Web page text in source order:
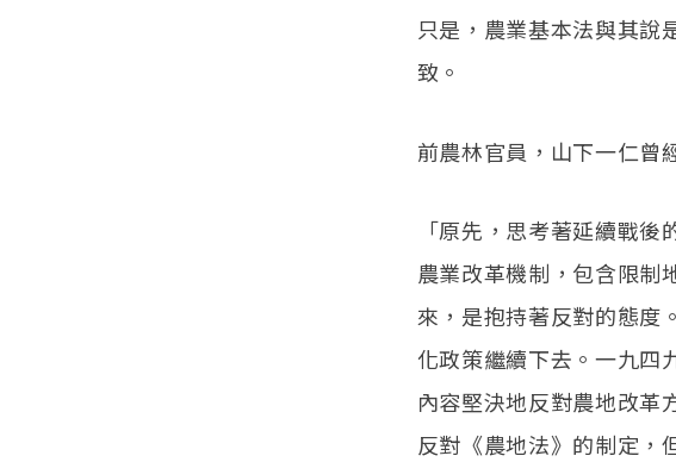
只是，農業基本法與其說
致。
前農林官員，山下一仁曾
「原先，思考著延續戰
農業改革機制，包含限制
來，是抱持著反對的態度
化政策繼續下去。一九四
內容堅決地反對農地改革
反對《農地法》的制定，